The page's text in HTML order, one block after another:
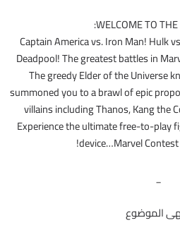
WELCOME TO THE
Captain America vs. Iron Man! Hulk
Deadpool! The greatest battles in
The greedy Elder of the Universe
summoned you to a brawl of epic
villains including Thanos, Kang the
Experience the ultimate free-to-play
device…Marvel
_
الموضوع